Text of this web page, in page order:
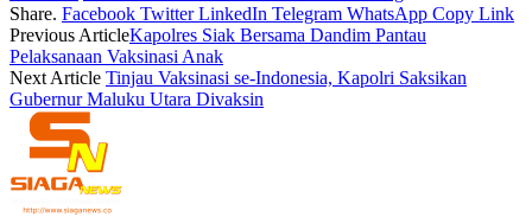
Share. Facebook Twitter LinkedIn Telegram WhatsApp Copy Link
Previous ArticleKapolres Siak Bersama Dandim Pantau
Pelaksanaan Vaksinasi Anak
Next Article Tinjau Vaksinasi se-Indonesia, Kapolri Saksikan
Gubernur Maluku Utara Divaksin